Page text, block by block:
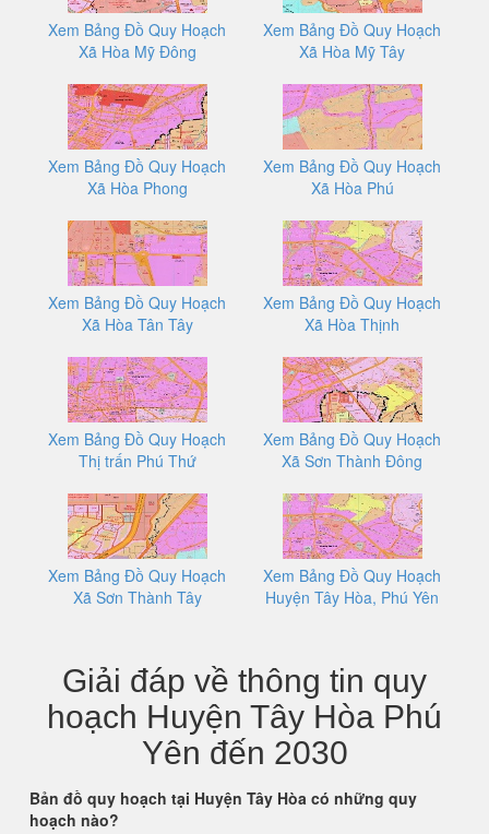
Xem Bảng Đồ Quy Hoạch
Xã Hòa Mỹ Đông
Xem Bảng Đồ Quy Hoạch
Xã Hòa Mỹ Tây
Xem Bảng Đồ Quy Hoạch
Xã Hòa Phong
Xem Bảng Đồ Quy Hoạch
Xã Hòa Phú
Xem Bảng Đồ Quy Hoạch
Xã Hòa Tân Tây
Xem Bảng Đồ Quy Hoạch
Xã Hòa Thịnh
Xem Bảng Đồ Quy Hoạch
Thị trấn Phú Thứ
Xem Bảng Đồ Quy Hoạch
Xã Sơn Thành Đông
Xem Bảng Đồ Quy Hoạch
Xã Sơn Thành Tây
Xem Bảng Đồ Quy Hoạch
Huyện Tây Hòa, Phú Yên
Giải đáp về thông tin quy
hoạch Huyện Tây Hòa Phú
Yên đến 2030
Bản đồ quy hoạch tại Huyện Tây Hòa có những quy
hoạch nào?